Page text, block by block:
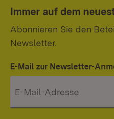
Immer auf dem
Abonnieren Sie den
Newsletter.
E-Mail zur Newsletter-